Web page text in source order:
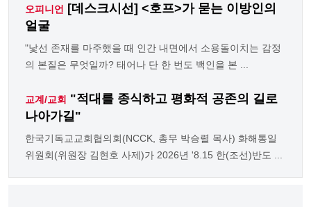
오피니언 [데스크시선] <호프>가 묻는 이방인의
얼굴
"낯선 존재를 마주했을 때 인간 내면에서 소용돌이치는 감정
의 본질은 무엇일까? 태어나 단 한 번도 백인을 본 ...
교계/교회 "적대를 종식하고 평화적 공존의 길로
나아가길"
한국기독교교회협의회(NCCK, 총무 박승렬 목사) 화해통일
위원회(위원장 김현호 사제)가 2026년 '8.15 한(조선)반도 ...